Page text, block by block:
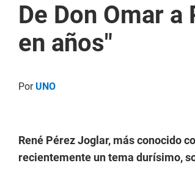
De Don Omar
en años"
PorUNO
René Pérez Joglar, ​más conocido
recientemente un tema durísimo,